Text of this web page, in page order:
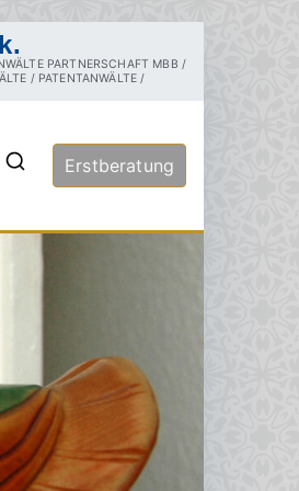
PARTNERSCHAFT MBB /
/ PATENTANWÄLTE /
Erstberatung